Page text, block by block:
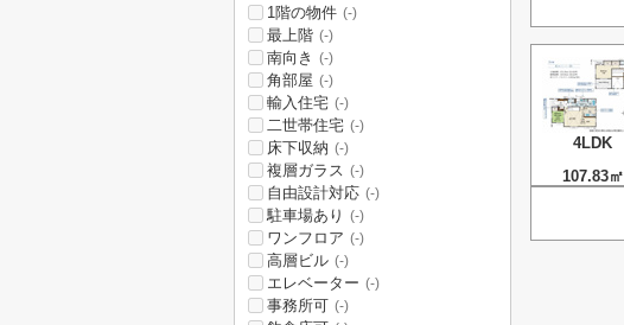
4LDK
107.83㎡
1階の物件 (-)
最上階 (-)
南向き (-)
角部屋 (-)
輸入住宅 (-)
二世帯住宅 (-)
床下収納 (-)
複層ガラス (-)
自由設計対応 (-)
駐車場あり (-)
ワンフロア (-)
高層ビル (-)
エレベーター (-)
事務所可 (-)